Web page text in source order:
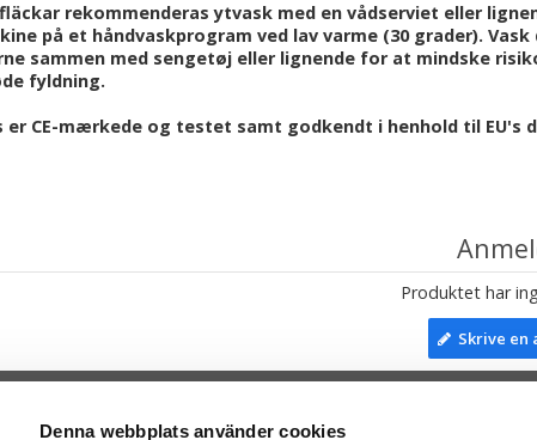
Denna webbplats använder cookies
rekommenderas ytvask med en vådserviet eller
på et håndvaskprogram ved lav varme (30 grader). Vask
sammen med sengetøj eller lignende for at mindske
fyldning.
er CE-mærkede og testet samt godkendt i henhold til
Produktet har
Skrive en